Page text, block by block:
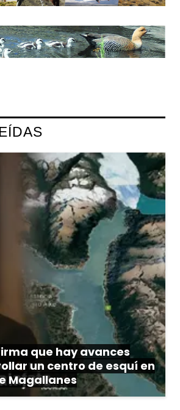
que hay avances
un centro de esquí en
Magallanes